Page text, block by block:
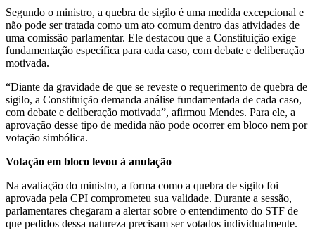
Segundo o ministro, a quebra de sigilo é uma medida excepcional e
não pode ser tratada como um ato comum dentro das atividades de
uma comissão parlamentar. Ele destacou que a Constituição exige
fundamentação específica para cada caso, com debate e deliberação
motivada.
“Diante da gravidade de que se reveste o requerimento de quebra de
sigilo, a Constituição demanda análise fundamentada de cada caso,
com debate e deliberação motivada”, afirmou Mendes. Para ele, a
aprovação desse tipo de medida não pode ocorrer em bloco nem por
votação simbólica.
Votação em bloco levou à anulação
Na avaliação do ministro, a forma como a quebra de sigilo foi
aprovada pela CPI comprometeu sua validade. Durante a sessão,
parlamentares chegaram a alertar sobre o entendimento do STF de
que pedidos dessa natureza precisam ser votados individualmente.